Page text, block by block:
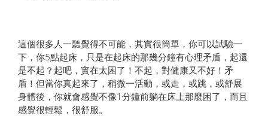
這個很多人一聽覺得不可能，其實很簡單，你可以試驗一
下，你5點起床，只是在起床的那幾分鐘有心理矛盾，起還
是不起？起吧，實在太困了！不起，對健康又不好！矛
盾！但當你真起來了，稍微一活動，或走，或跳，或舒展
身體後，你就會感覺不像1分鐘前躺在床上那麼困了，而且
感覺很輕鬆，很舒服。